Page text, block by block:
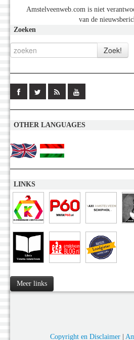
Amstelveenweb.com is niet
van de
Zoeken
OTHER LANGUAGES
LINKS
Meer links
Copyright en Disclaimer|